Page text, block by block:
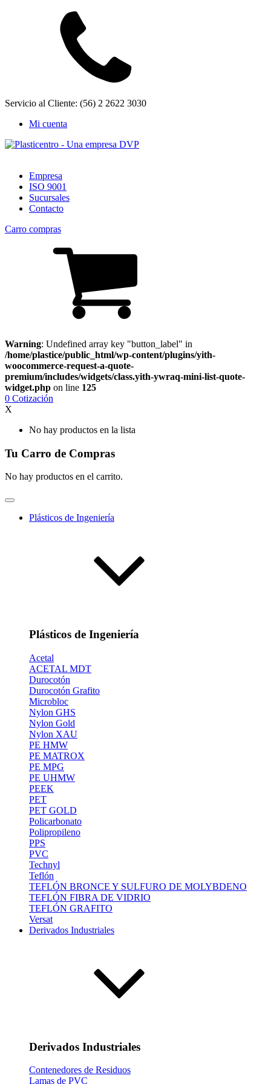
Servicio al Cliente: (56) 2 2622 3030
Mi cuenta
Empresa
ISO 9001
Sucursales
Contacto
Carro compras
Warning: Undefined array key "button_label" in
/home/plastice/public_html/wp-content/plugins/yith-
woocommerce-request-a-quote-
premium/includes/widgets/class.yith-ywraq-mini-list-quote-
widget.php on line 125
0 Cotización
X
No hay productos en la lista
Tu Carro de Compras
No hay productos en el carrito.
Plásticos de Ingeniería
Plásticos de Ingeniería
Acetal
ACETAL MDT
Durocotón
Durocotón Grafito
Microbloc
Nylon GHS
Nylon Gold
Nylon XAU
PE HMW
PE MATROX
PE MPG
PE UHMW
PEEK
PET
PET GOLD
Policarbonato
Polipropileno
PPS
PVC
Technyl
Teflón
TEFLÓN BRONCE Y SULFURO DE MOLYBDENO
TEFLÓN FIBRA DE VIDRIO
TEFLÓN GRAFITO
Versat
Derivados Industriales
Derivados Industriales
Contenedores de Residuos
Lamas de PVC